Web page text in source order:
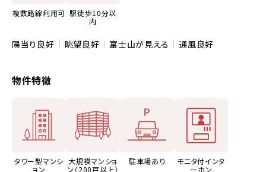
複数路線利用可 駅徒歩10分以
内
陽当り良好 眺望良好 富士山が見える 通風良好
物件特徴
タワー型マンシ
ョン
大規模マンショ
ン（200戸以上）
駐車場あり
モニタ付インタ
ーホン